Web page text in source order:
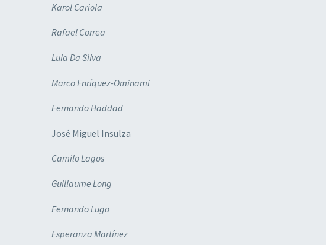
Karol Cariola
Rafael Correa
Lula Da Silva
Marco Enríquez-Ominami
Fernando Haddad
José Miguel Insulza
Camilo Lagos
Guillaume Long
Fernando Lugo
Esperanza Martínez